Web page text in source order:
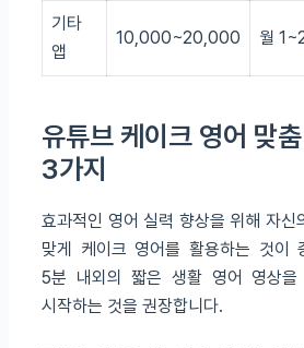
기타
앱
10,000~20,000 월
유튜브 케이크 영어 맞
3가지
효과적인 영어 실력 향상을 위해 자신
맞게 케이크 영어를 활용하는 것이
5분 내외의 짧은 생활 영어 영상을
시작하는 것을 권장합니다.